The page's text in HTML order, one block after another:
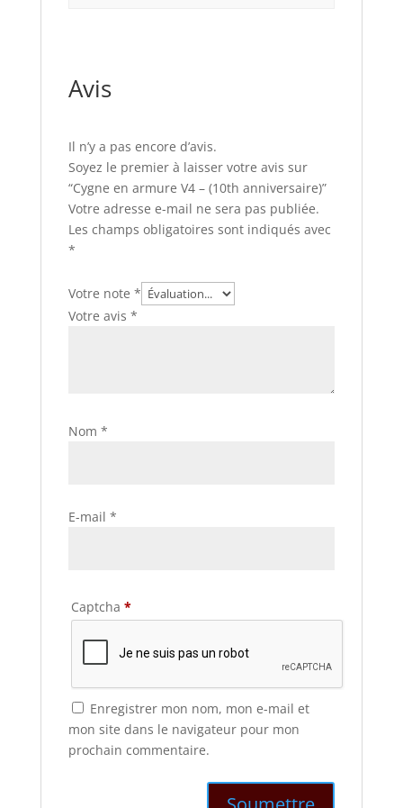
Avis
Il n’y a pas encore d’avis.
Soyez le premier à laisser votre avis sur
“Cygne en armure V4 – (10th anniversaire)”
Votre adresse e-mail ne sera pas publiée.
Les champs obligatoires sont indiqués avec
*
Votre note *
Votre avis *
Nom *
E-mail *
Captcha *
Enregistrer mon nom, mon e-mail et
mon site dans le navigateur pour mon
prochain commentaire.